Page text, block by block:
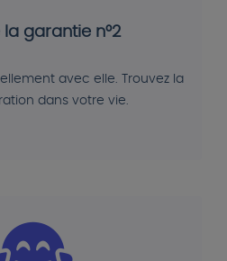
la garantie n°2
avec elle. Trouvez la
dans votre vie.